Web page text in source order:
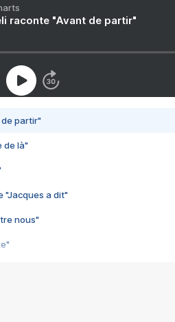
raconte "Avant de partir"
de partir"
de là"
"Jacques a dit"
nous"